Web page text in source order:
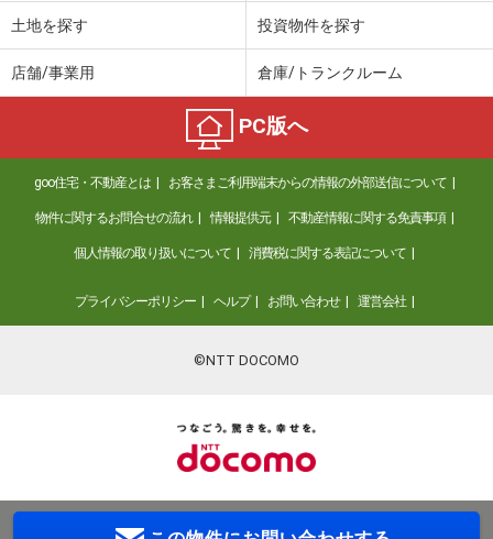
土地を探す 投資物件を探す
店舗/事業用 倉庫/トランクルーム
PC版へ
goo住宅・不動産とは お客さまご利用端末からの情報の外部送信について
物件に関するお問合せの流れ 情報提供元 不動産情報に関する免責事項
個人情報の取り扱いについて 消費税に関する表記について
プライバシーポリシー ヘルプ お問い合わせ 運営会社
©NTT DOCOMO